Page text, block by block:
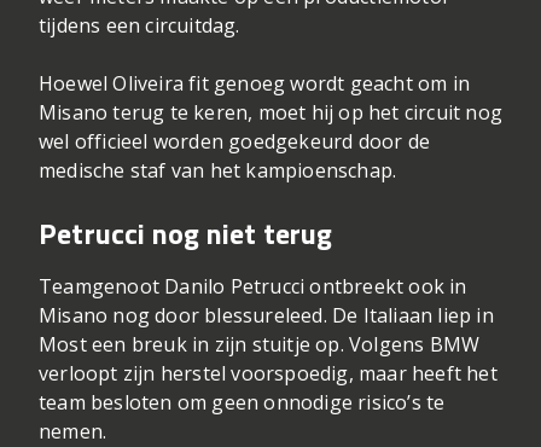
tijdens een circuitdag.
Hoewel Oliveira fit genoeg wordt geacht om in
Misano terug te keren, moet hij op het circuit nog
wel officieel worden goedgekeurd door de
medische staf van het kampioenschap.
Petrucci nog niet terug
Teamgenoot Danilo Petrucci ontbreekt ook in
Misano nog door blessureleed. De Italiaan liep in
Most een breuk in zijn stuitje op. Volgens BMW
verloopt zijn herstel voorspoedig, maar heeft het
team besloten om geen onnodige risico’s te
nemen.